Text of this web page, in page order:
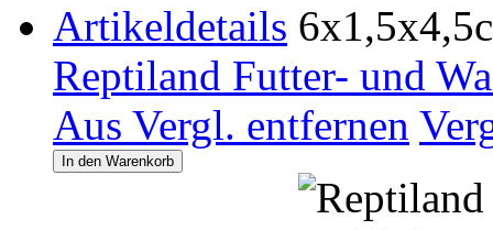
Artikeldetails
Reptiland Futter- und
Aus Vergl. entfernen
In den Warenkorb